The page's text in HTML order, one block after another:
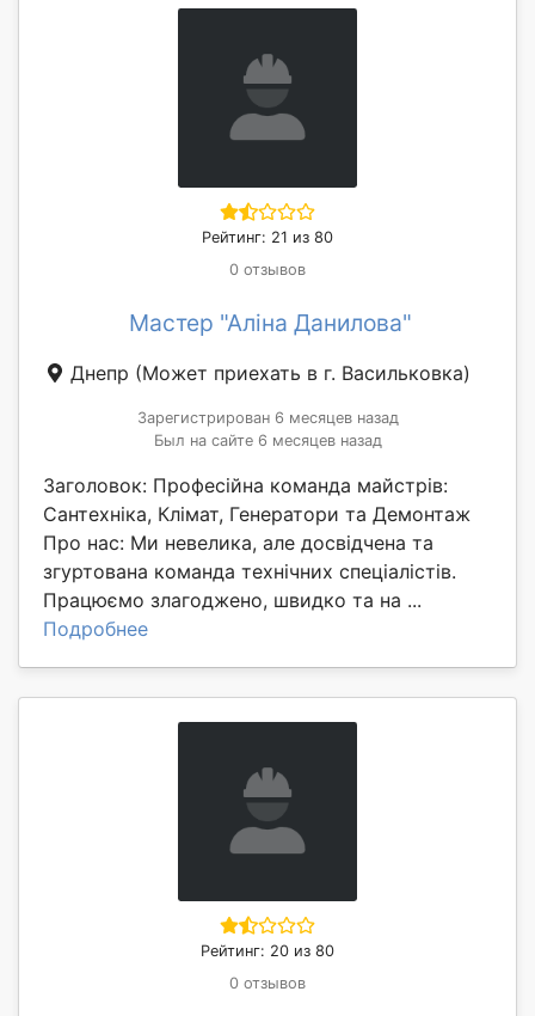
Рейтинг: 21 из 80
0 отзывов
Мастер "Аліна Данилова"
Днепр (Может приехать в г. Васильковка)
Зарегистрирован 6 месяцев назад
Был на сайте 6 месяцев назад
Заголовок: Професійна команда майстрів:
Сантехніка, Клімат, Генератори та Демонтаж
Про нас: Ми невелика, але досвідчена та
згуртована команда технічних спеціалістів.
Працюємо злагоджено, швидко та на ...
Подробнее
Рейтинг: 20 из 80
0 отзывов